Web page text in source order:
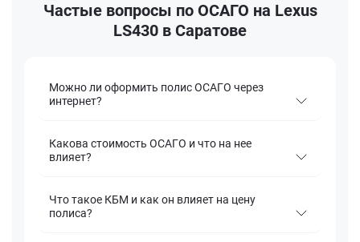
Частые вопросы по ОСАГО на Lexus
LS430 в Саратове
Можно ли оформить полис ОСАГО через
интернет?
Какова стоимость ОСАГО и что на нее
влияет?
Что такое КБМ и как он влияет на цену
полиса?